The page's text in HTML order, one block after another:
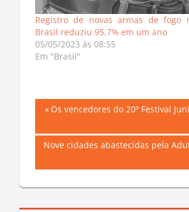
Registro de novas armas de fogo
Brasil reduziu 95,7% em um ano
05/05/2023 às 08:55
Em "Brasil"
Navegação
de
Previous
Os vencedores do 20º Festival
Next
Nove cidades abastecidas pela